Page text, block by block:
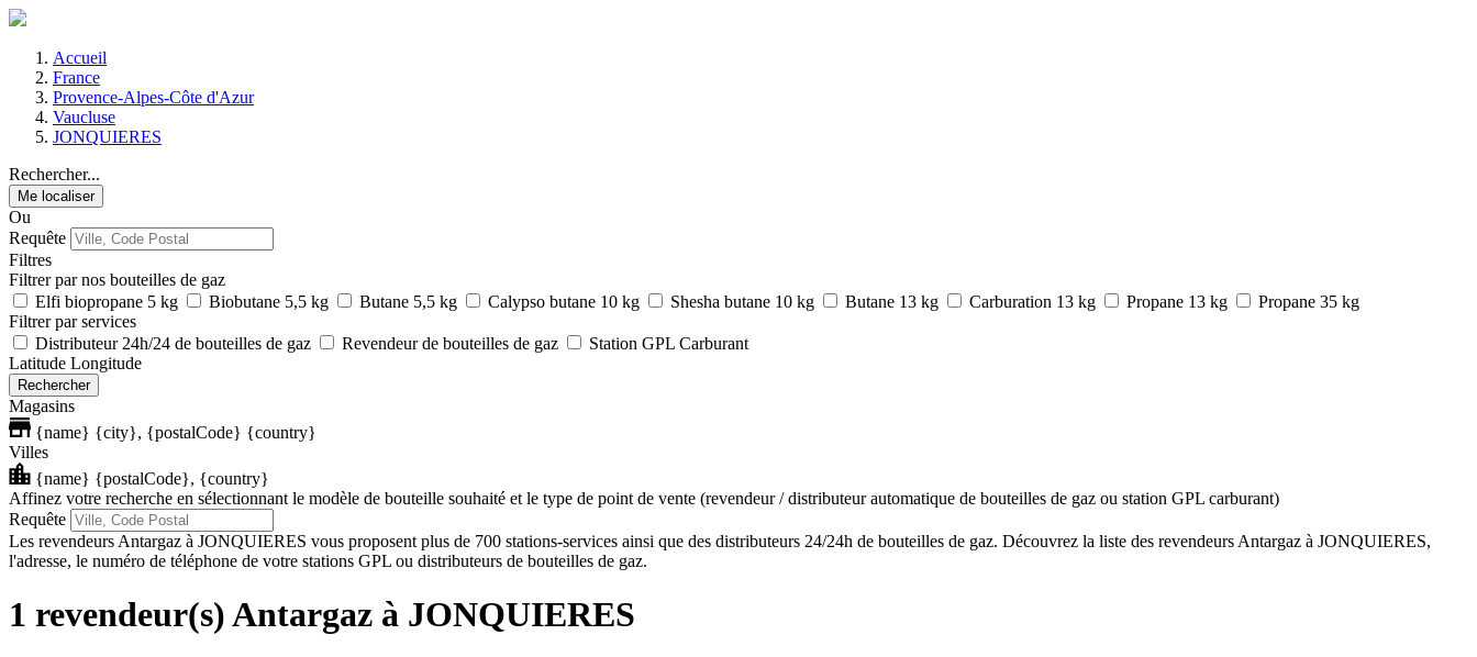
Accueil
France
Provence-Alpes-Côte d'Azur
Vaucluse
JONQUIERES
Rechercher...
Me localiser
Ou
Requête
Filtres
Filtrer par nos bouteilles de gaz
Elfi biopropane 5 kg
Biobutane 5,5 kg Butane 5,5 kg Calypso butane 10 kg Shesha butane 10 kg Butane 13 kg Carburation 13 kg Propane 13 kg
Propane 35 kg
Filtrer par services
Distributeur 24h/24 de bouteilles de gaz
Revendeur de bouteilles de gaz
Station GPL Carburant
Latitude Longitude
Rechercher
Magasins
{name} {city}, {postalCode} {country}
Villes
{name} {postalCode}, {country}
Affinez votre recherche en sélectionnant le modèle de bouteille souhaité et le type de point de vente (revendeur / distributeur automatique de bouteilles de gaz ou station GPL carburant)
Requête
Les revendeurs Antargaz à JONQUIERES vous proposent plus de 700 stations-services ainsi que des distributeurs 24/24h de bouteilles de gaz. Découvrez la liste des revendeurs Antargaz à JONQUIERES,
l'adresse, le numéro de téléphone de votre stations GPL ou distributeurs de bouteilles de gaz.
1 revendeur(s) Antargaz à JONQUIERES